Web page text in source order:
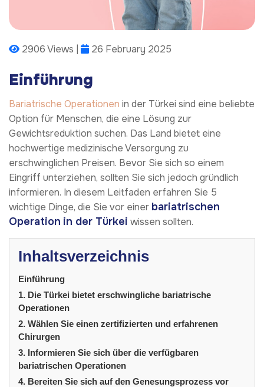
2906 Views | 26 February 2025
Einführung
Bariatrische Operationen in der Türkei sind eine beliebte
Option für Menschen, die eine Lösung zur
Gewichtsreduktion suchen. Das Land bietet eine
hochwertige medizinische Versorgung zu
erschwinglichen Preisen. Bevor Sie sich so einem
Eingriff unterziehen, sollten Sie sich jedoch gründlich
informieren. In diesem Leitfaden erfahren Sie 5
wichtige Dinge, die Sie vor einer bariatrischen
Operation in der Türkei wissen sollten.
Inhaltsverzeichnis
Einführung
1. Die Türkei bietet erschwingliche bariatrische
Operationen
2. Wählen Sie einen zertifizierten und erfahrenen
Chirurgen
3. Informieren Sie sich über die verfügbaren
bariatrischen Operationen
4. Bereiten Sie sich auf den Genesungsprozess vor